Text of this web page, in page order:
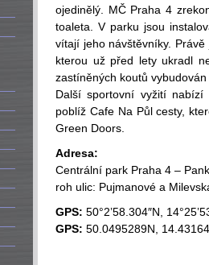
ojedinělý. MČ Praha 4
toaleta. V parku jsou
vítají jeho návštěvníky.
kterou už před lety ukradl
zastíněných koutů
Další sportovní vyžití
poblíž Cafe Na Půl cesty,
Green Doors.
Adresa:
Centrální park Praha 4 –
roh ulic: Pujmanové a
GPS: 50°2’58.304″N,
GPS: 50.0495289N,